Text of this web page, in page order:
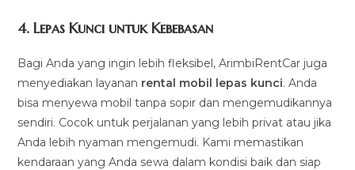
4.Lepas Kunci untuk Kebebasan
Bagi Anda yang ingin lebih fleksibel, ArimbiRentCar juga
menyediakan layanan rental mobil lepas kunci. Anda
bisa menyewa mobil tanpa sopir dan mengemudikannya
sendiri. Cocok untuk perjalanan yang lebih privat atau jika
Anda lebih nyaman mengemudi. Kami memastikan
kendaraan yang Anda sewa dalam kondisi baik dan siap